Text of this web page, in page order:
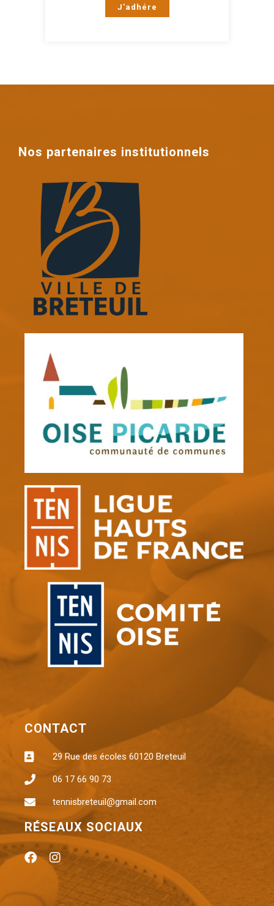
J'adhére
Nos partenaires institutionnels
CONTACT
29 Rue des écoles 60120 Breteuil
06 17 66 90 73
tennisbreteuil@gmail.com
RÉSEAUX SOCIAUX